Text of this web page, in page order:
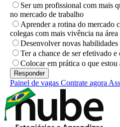
Ser um profissional com mais
no mercado de trabalho
Aprender a rotina do mercado
colegas com mais vivência na área
Desenvolver novas
Ter a chance de ser efetivado
Colocar em prática o que estou
Painel de vagas Contrate agora